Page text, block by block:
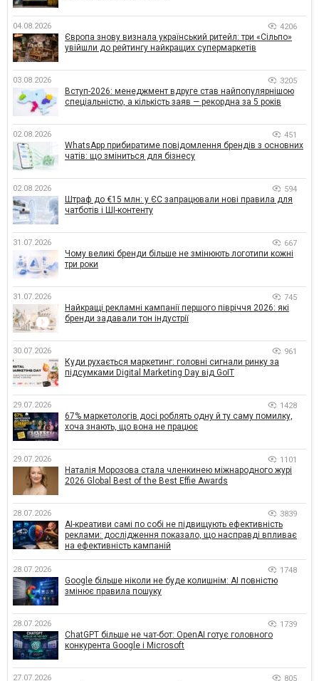
04.08.2026 4206
Європа знову визнала український ритейл: три «Сільпо»
увійшли до рейтингу найкращих супермаркетів
03.08.2026 3205
Вступ-2026: менеджмент вдруге став найпопулярнішою
спеціальністю, а кількість заяв — рекордна за 5 років
02.08.2026 451
WhatsApp прибиратиме повідомлення брендів з основних
чатів: що зміниться для бізнесу
02.08.2026 594
Штраф до €15 млн: у ЄС запрацювали нові правила для
чатботів і ШІ-контенту
31.07.2026 667
Чому великі бренди більше не змінюють логотипи кожні
три роки
31.07.2026 745
Найкращі рекламні кампанії першого півріччя 2026: які
бренди задавали тон індустрії
30.07.2026 961
Куди рухається маркетинг: головні сигнали ринку за
підсумками Digital Marketing Day від GoIT
29.07.2026 1428
67% маркетологів досі роблять одну й ту саму помилку,
хоча знають, що вона не працює
29.07.2026 1101
Наталія Морозова стала членкинею міжнародного журі
2026 Global Best of the Best Effie Awards
28.07.2026 3839
AI-креативи самі по собі не підвищують ефективність
реклами: дослідження показало, що насправді впливає
на ефективність кампаній
28.07.2026 1748
Google більше ніколи не буде колишнім: AI повністю
змінює правила пошуку
28.07.2026 1739
ChatGPT більше не чат-бот: OpenAI готує головного
конкурента Google і Microsoft
27.07.2026 805